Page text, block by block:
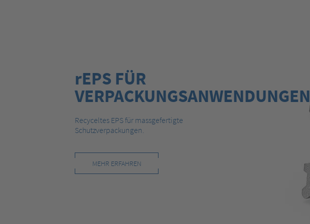
rEPS FÜR
VERPACKUNGSANWENDUNGEN
Recyceltes EPS für massgefertigte
Schutzverpackungen.
MEHR ERFAHREN